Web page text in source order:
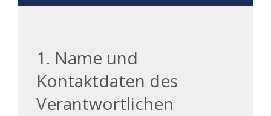
1. Name und
Kontaktdaten des
Verantwortlichen